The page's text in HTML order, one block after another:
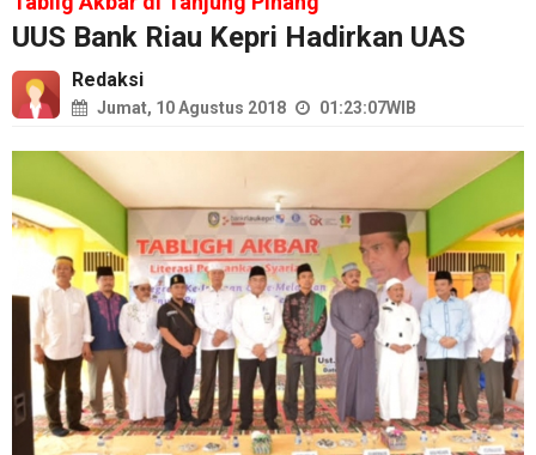
UUS Bank Riau Kepri Hadirkan UAS
Redaksi
Jumat, 10 Agustus 2018 01:23:07WIB